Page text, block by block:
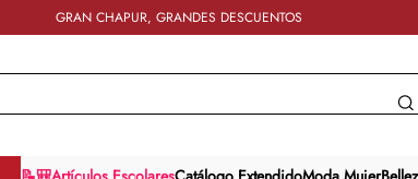
GRAN CHAPUR, GRANDES DESCUENTOS